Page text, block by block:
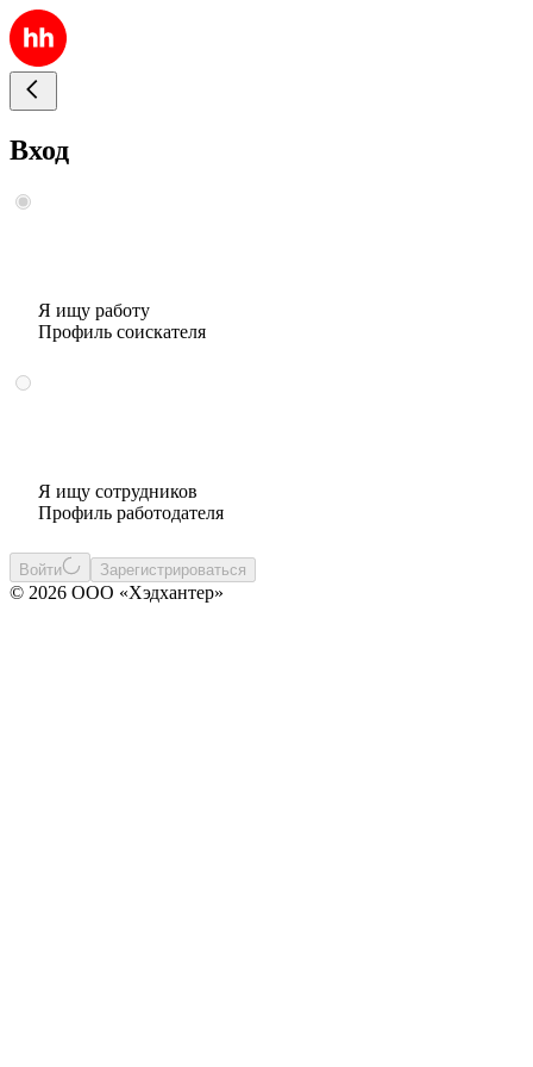
Вход
Я ищу работу
Профиль соискателя
Я ищу сотрудников
Профиль работодателя
Войти Зарегистрироваться
© 2026 ООО «Хэдхантер»